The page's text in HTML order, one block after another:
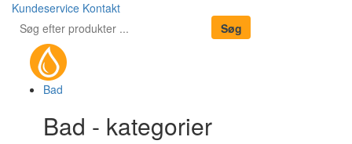
Kundeservice Kontakt
Bad
Bad - kategorier